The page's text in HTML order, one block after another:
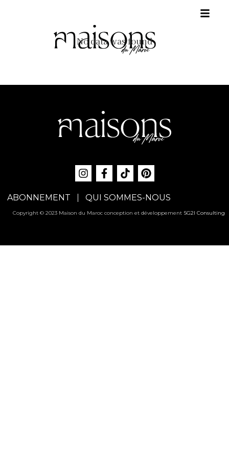
No data was found
ABONNEMENT QUI SOMMES-NOUS
Copyright © 2023 Maison du Maroc conception et développement SG2I Consulting